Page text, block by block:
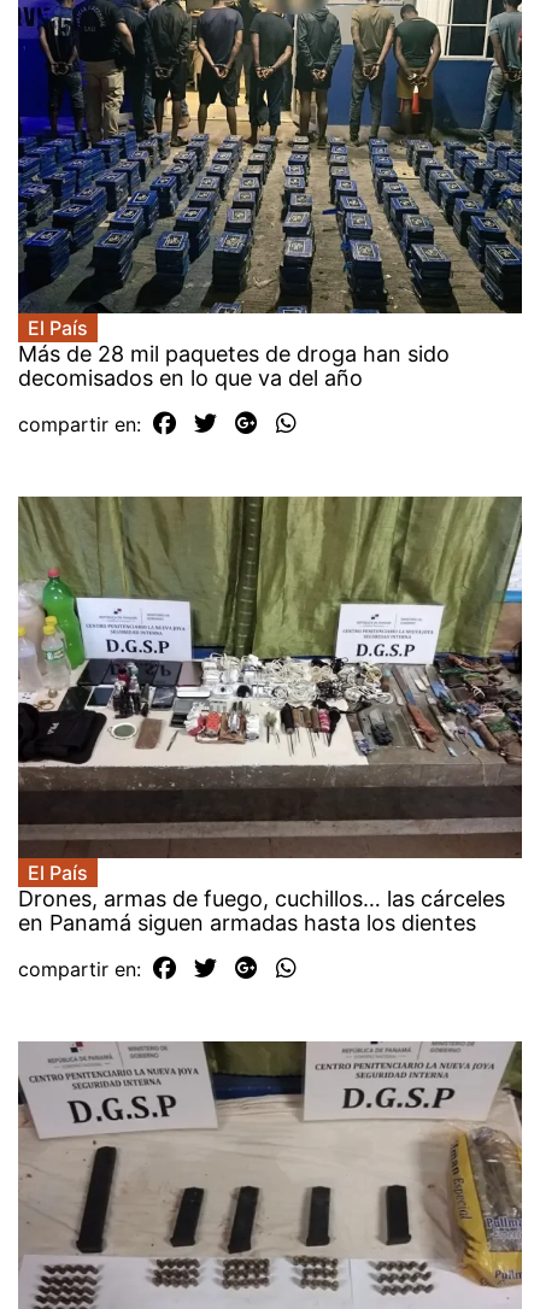
El País
Más de 28 mil paquetes de droga han sido
decomisados en lo que va del año
compartir en:
El País
Drones, armas de fuego, cuchillos… las cárceles
en Panamá siguen armadas hasta los dientes
compartir en: